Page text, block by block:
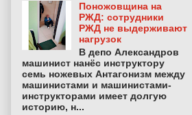
Поножовщина на
РЖД: сотрудники
РЖД не выдерживают
нагрузок
В депо Александров
машинист нанёс инструктору
семь ножевых Антагонизм между
машинистами и машинистами-
инструкторами имеет долгую
историю, н...